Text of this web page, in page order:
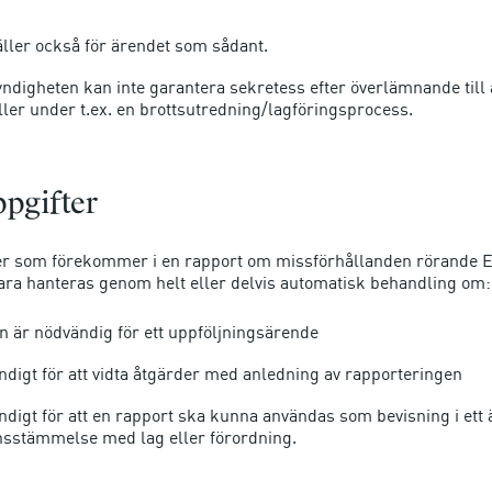
också för ärendet som sådant.
kan inte garantera sekretess efter överlämnande till
under t.ex. en brottsutredning/lagföringsprocess.
som förekommer i en rapport om missförhållanden rörande
hanteras genom helt eller delvis automatisk behandling om:
är nödvändig för ett uppföljningsärende
för att vidta åtgärder med anledning av rapporteringen
för att en rapport ska kunna användas som bevisning i ett
med lag eller förordning.